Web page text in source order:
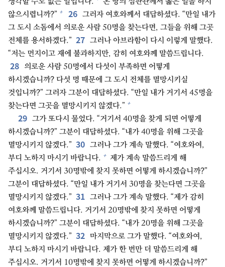
않으시렵니까?” + 26 그러자 여호와께서 대답하셨다. “만일 내가
그 도시 소돔에서 의로운 사람 50명을 찾는다면, 그들을 위해 그곳
전체를 용서하겠다.” 27 그러나 아브라함이 다시 이렇게 말했다.
“저는 먼지이고 재에 불과하지만, 감히 여호와께 말씀드립니다.
28
의로운 사람 50명에서 다섯이 부족하면 어떻게
하시겠습니까? 다섯 명 때문에 그 도시 전체를 멸망시키실
것입니까?” 그러자 그분이 대답하셨다. “만일 내가 거기서 45명을
찾는다면 그곳을 멸망시키지 않겠다.” +
29 그가 또다시 물었다. “거기서 40명을 찾게 되면 어떻게
하시겠습니까?” 그분이 대답하셨다. “내가 40명을 위해 그곳을
멸망시키지 않겠다.” 30 그러나 그가 계속 말했다. “여호와여,
부디 노하지 마시기 바랍니다. + 제가 계속 말씀드리게 해
주십시오. 거기서 30명밖에 찾지 못하면 어떻게 하시겠습니까?”
그분이 대답하셨다. “만일 내가 거기서 30명을 찾는다면 그곳을
멸망시키지 않겠다.” 31 그러나 그가 계속 말했다. “제가 감히
여호와께 말씀드립니다. 거기서 20명밖에 찾지 못하면 어떻게
하시겠습니까?” 그분이 대답하셨다. “내가 20명을 위해 그곳을
멸망시키지 않겠다.” 32 마지막으로 그가 말했다. “여호와여,
부디 노하지 마시기 바랍니다. 제가 한 번만 더 말씀드리게 해
주십시오. 거기서 10명밖에 찾지 못하면 어떻게 하시겠습니까?”